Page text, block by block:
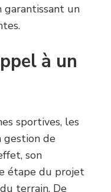
un
à un
sportives, les
gestion de
son
étape du projet
terrain. De